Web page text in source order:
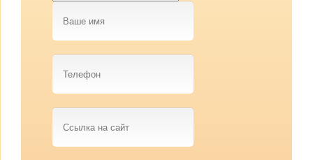
Ваше
имя
Телефон
Ссылка
на
сайт